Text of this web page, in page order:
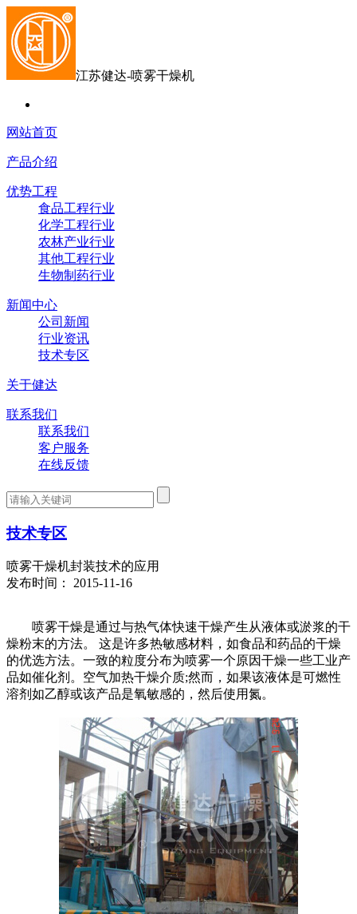
江苏健达-喷雾干燥机
网站首页
产品介绍
优势工程
食品工程行业
化学工程行业
农林产业行业
其他工程行业
生物制药行业
新闻中心
公司新闻
行业资讯
技术专区
关于健达
联系我们
联系我们
客户服务
在线反馈
技术专区
喷雾干燥机封装技术的应用
发布时间： 2015-11-16
喷雾干燥是通过与热气体快速干燥产生从液体或淤浆的干
燥粉末的方法。 这是许多热敏感材料，如食品和药品的干燥
的优选方法。一致的粒度分布为喷雾一个原因干燥一些工业产
品如催化剂。空气加热干燥介质;然而，如果该液体是可燃性
溶剂如乙醇或该产品是氧敏感的，然后使用氮。